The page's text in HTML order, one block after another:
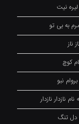
نیت
بە بی تو
ناز
کوچ
نبو
نازدار
دل تنگ